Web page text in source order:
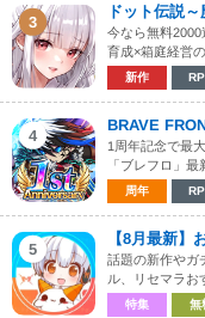
3
ドット伝説
今なら無料
育成×箱庭経営
新作
4
BRAVE
1周年記念で最
「ブレフロ」
周年
5
【8月最新】
話題の新作やガ
ル、リセマラお
特集 無